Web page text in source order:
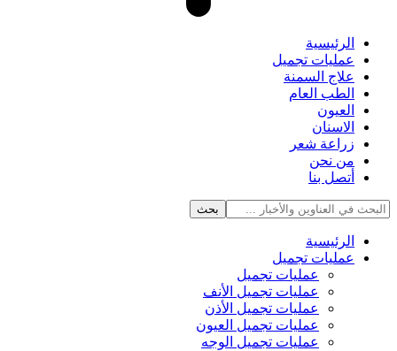
الرئيسية
عمليات تجميل
علاج السمنة
الطب العام
العيون
الاسنان
زراعة شعر
من نحن
أتصل بنا
الرئيسية
عمليات تجميل
عمليات تجميل
عمليات تجميل الأنف
عمليات تجميل الأذن
عمليات تجميل العيون
عمليات تجميل الوجه